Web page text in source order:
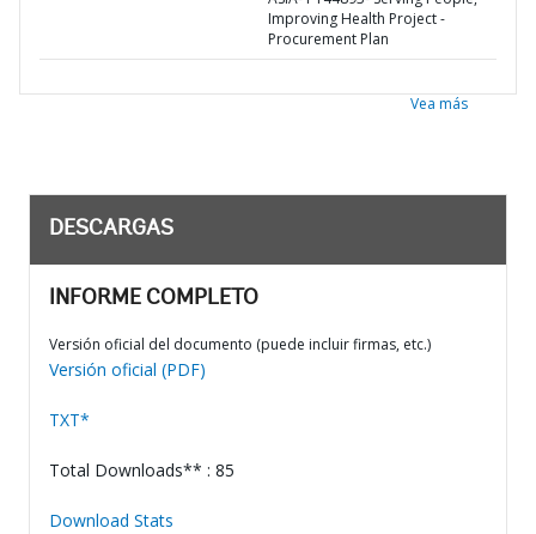
Improving Health Project -
Procurement Plan
Vea más
DESCARGAS
INFORME COMPLETO
Versión oficial del documento (puede incluir firmas, etc.)
Versión oficial (PDF)
TXT*
Total Downloads** : 85
Download Stats